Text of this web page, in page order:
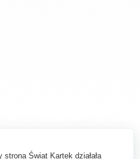
Świat Kartek działała